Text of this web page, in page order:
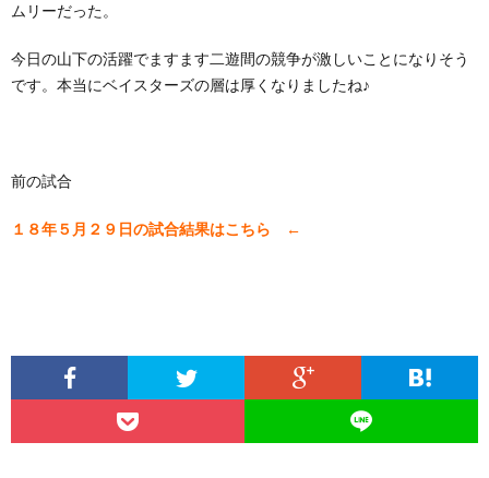
ムリーだった。
今日の山下の活躍でますます二遊間の競争が激しいことになりそう
です。本当にベイスターズの層は厚くなりましたね♪
前の試合
１８年５月２９日の試合結果はこちら ←